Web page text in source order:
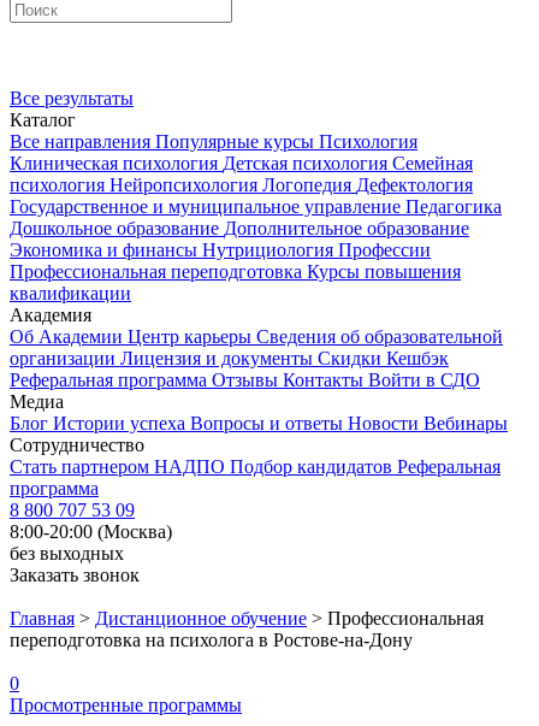
Все результаты
Каталог
Все направления Популярные курсы Психология
Клиническая психология Детская психология Семейная
психология Нейропсихология Логопедия Дефектология
Государственное и муниципальное управление Педагогика
Дошкольное образование Дополнительное образование
Экономика и финансы Нутрициология Профессии
Профессиональная переподготовка Курсы повышения
квалификации
Академия
Об Академии Центр карьеры Сведения об образовательной
организации Лицензия и документы Скидки Кешбэк
Реферальная программа Отзывы Контакты Войти в СДО
Медиа
Блог Истории успеха Вопросы и ответы Новости Вебинары
Сотрудничество
Стать партнером НАДПО Подбор кандидатов Реферальная
программа
8 800 707 53 09
8:00-20:00 (Москва)
без выходных
Заказать звонок
Главная > Дистанционное обучение > Профессиональная
переподготовка на психолога в Ростове-на-Дону
0
Просмотренные программы